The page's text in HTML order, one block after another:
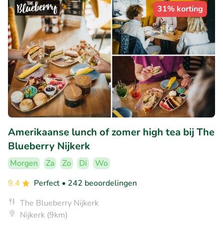
31% korting
Amerikaanse lunch of zomer high tea bij The
Blueberry Nijkerk
Morgen Za Zo Di
Wo
9.4
Perfect • 242 beoordelingen
The Blueberry Nijkerk
Nijkerk (9km)